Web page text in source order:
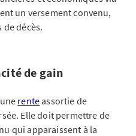
un versement convenu,
de décès.
de gain
renteassortie de
Elle doit permettre de
qui apparaissent à la